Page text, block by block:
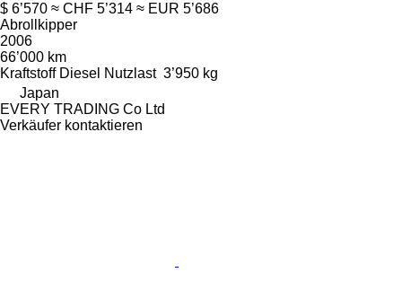
$ 6’570 ≈ CHF 5’314 ≈ EUR 5’686
Abrollkipper
2006
66’000 km
Kraftstoff Diesel Nutzlast 3’950 kg
Japan
EVERY TRADING Co Ltd
Verkäufer kontaktieren